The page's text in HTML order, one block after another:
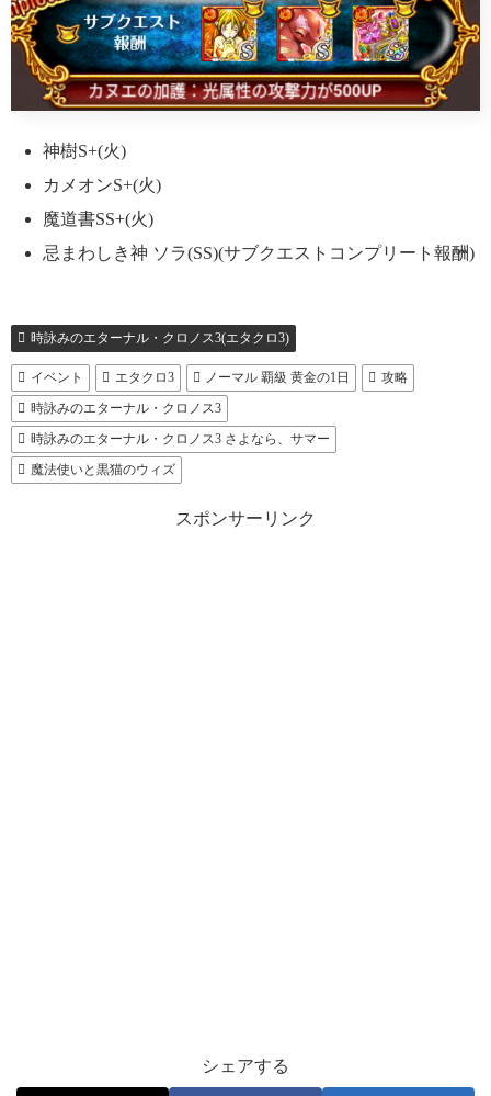
神樹S+(火)
カメオンS+(火)
魔道書SS+(火)
忌まわしき神 ソラ(SS)(サブクエストコンプリート報酬)
時詠みのエターナル・クロノス3(エタクロ3)
イベント エタクロ3 ノーマル 覇級 黄金の1日
攻略
時詠みのエターナル・クロノス3
時詠みのエターナル・クロノス3 さよなら、サマー
魔法使いと黒猫のウィズ
スポンサーリンク
シェアする